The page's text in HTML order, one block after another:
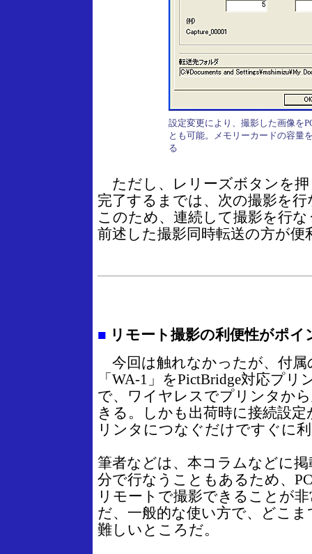
設定変更により、撮影した画像を
とも可能。メモリーカードの容量
る
ただし、レリーズボタンを
完了するまでは、次の撮影を
このため、連続して撮影を行
前述した撮影同時転送の方が便
■ リモート撮影の利便性がポイ
今回は触れなかったが、付
「WA-1」をPictBridge対応プ
で、ワイヤレスでプリンタか
きる。しかも出荷時に接続設
リンタにつなぐだけですぐに
筆者などは、本コラムなどに
分で行なうこともあるため、
リモートで撮影できることが
だ、一般的な使い方で、どこ
難しいところだ。